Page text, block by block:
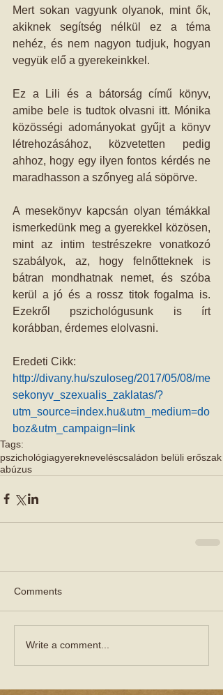
Mert sokan vagyunk olyanok, mint ők,
akiknek segítség nélkül ez a téma
nehéz, és nem nagyon tudjuk, hogyan
vegyük elő a gyerekeinkkel.
Ez a Lili és a bátorság című könyv,
amibe bele is tudtok olvasni itt. Mónika
közösségi adományokat gyűjt a könyv
létrehozásához, közvetetten pedig
ahhoz, hogy egy ilyen fontos kérdés ne
maradhasson a szőnyeg alá söpörve.
A mesekönyv kapcsán olyan témákkal
ismerkedünk meg a gyerekkel közösen,
mint az intim testrészekre vonatkozó
szabályok, az, hogy felnőtteknek is
bátran mondhatnak nemet, és szóba
kerül a jó és a rossz titok fogalma is.
Ezekről pszichológusunk is írt
korábban, érdemes elolvasni.
Eredeti Cikk:
http://divany.hu/szuloseg/2017/05/08/me
sekonyv_szexualis_zaklatas/?
utm_source=index.hu&utm_medium=do
boz&utm_campaign=link
Tags:
pszichológiagyerekneveléscsaládon belüli erőszak
abúzus
Comments
Write a comment...